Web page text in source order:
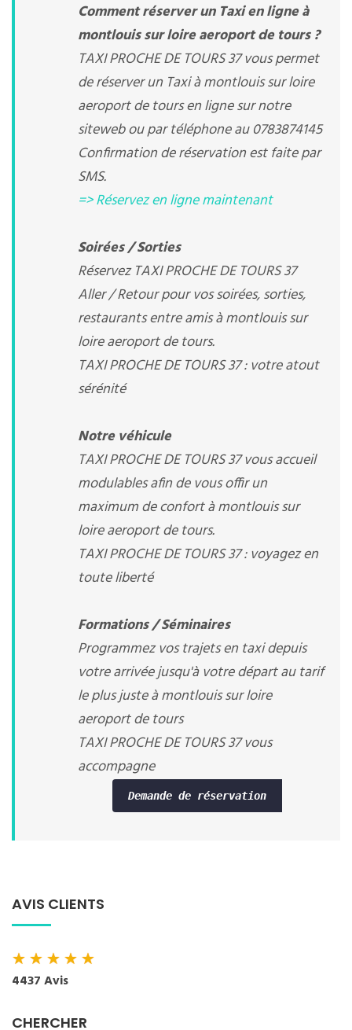
Comment réserver un Taxi en ligne à
montlouis sur loire aeroport de tours ?
TAXI PROCHE DE TOURS 37 vous permet
de réserver un Taxi à montlouis sur loire
aeroport de tours en ligne sur notre
siteweb ou par téléphone au 0783874145
Confirmation de réservation est faite par
SMS.
=> Réservez en ligne maintenant
Soirées / Sorties
Réservez TAXI PROCHE DE TOURS 37
Aller / Retour pour vos soirées, sorties,
restaurants entre amis à montlouis sur
loire aeroport de tours.
TAXI PROCHE DE TOURS 37 : votre atout
sérénité
Notre véhicule
TAXI PROCHE DE TOURS 37 vous accueil
modulables afin de vous offir un
maximum de confort à montlouis sur
loire aeroport de tours.
TAXI PROCHE DE TOURS 37 : voyagez en
toute liberté
Formations / Séminaires
Programmez vos trajets en taxi depuis
votre arrivée jusqu'à votre départ au tarif
le plus juste à montlouis sur loire
aeroport de tours
TAXI PROCHE DE TOURS 37 vous
accompagne
Demande de réservation
AVIS CLIENTS
★★★★★
4437 Avis
CHERCHER